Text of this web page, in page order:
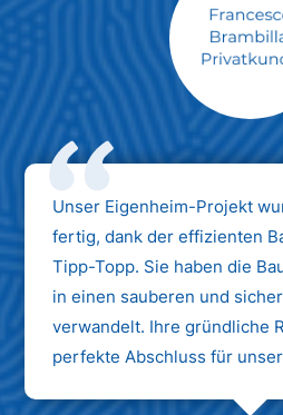
Max
Unternehmen
Unser Eigenheim-Projekt
fertig, dank der effizienten
Tipp-Topp. Sie haben die
in einen sauberen und
verwandelt. Ihre gründliche
perfekte Abschluss für